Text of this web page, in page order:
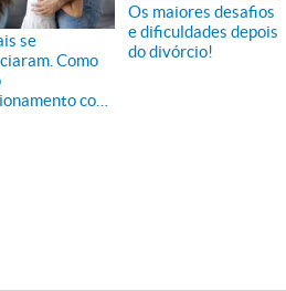
se
Como
com
Os maiores desafios
e dificuldades depois
do divórcio!